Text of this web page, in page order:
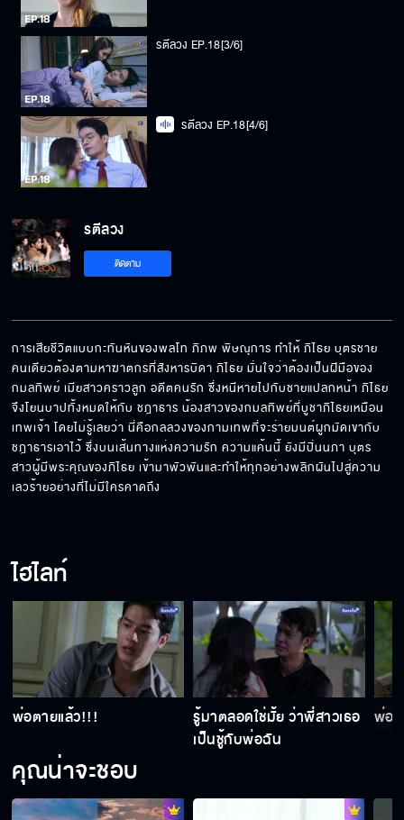
รตีลวง EP.18[3/6]
รตีลวง EP.18[4/6]
รตีลวง
ติดตาม
การเสียชีวิตแบบกะทันหันของพลโท ภิภพ พิษณุการ ทำให้ ภิไธย บุตรชาย
คนเดียวต้องตามหาฆาตกรที่สังหารบิดา ภิไธย มั่นใจว่าต้องเป็นฝีมือของ
กมลทิพย์ เมียสาวคราวลูก อดีตคนรัก ซึ่งหนีหายไปกับชายแปลกหน้า ภิไธย
จึงโยนบาปทั้งหมดให้กับ ชฎาธาร น้องสาวของกมลทิพย์ที่บูชาภิไธยเหมือน
เทพเจ้า โดยไม่รู้เลยว่า นี่คือกลลวงของกามเทพที่จะร่ายมนต์ผูกมัดเขากับ
ชฎาธารเอาไว้ ซึ่งบนเส้นทางแห่งความรัก ความแค้นนี้ ยังมีปิ่นนภา บุตร
สาวผู้มีพระคุณของภิไธย เข้ามาพัวพันและทำให้ทุกอย่างพลิกผันไปสู่ความ
เลวร้ายอย่างที่ไม่มีใครคาดถึง
ไฮไลท์
พ่อตายแล้ว!!!
รู้มาตลอดใช่มั้ย ว่าพี่สาวเธอ
เป็นชู้กับพ่อฉัน
พ่อ
คุณน่าจะชอบ